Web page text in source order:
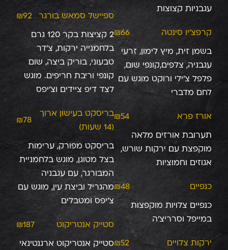
עגבניות קצוצות
קרפצ'יו סינטה ₪66
בשמן זית, מיץ לימון, זרעי
עגבניה, צלפים,קונפי שום,
פלפל צ'ילי ורוקט מוגש עם
לחם מדברי
אורז פרא ₪54
תערובת אורזים מלאה
מוקפצת עם ירקות שורש,
אגוזים וחמוציות
כנפיים ₪48
כנפיים צלויות מוקפצות
במייפל וסרריצ'ה
ירקות צלויים ₪52
ספיישל סמאש בורגר ₪92
2 קציצות בקר 120 גרם
בלחמנייה ירקות, צ’דר
טבעוני, בוריק ביצה, שום
קונפי וריבת חריפים. מוגש
לצד דיפ ציידים וצ’יפס
בריסקט בעישון ארוך
(14 שעות)
₪78
בריסקט מפורק, ערימות
בצל מטוגן, מוגש בלחמניית
המבורגר, עם עגבניה
מהגריל וביצת עין, מוגש עם
צ'יפס ומטבלים
סטייק אנטריקוט ₪187
סטייק אנטריקוט ארגנטינאי